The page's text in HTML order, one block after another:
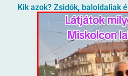
Kik azok? Zsidók, baloldaliak